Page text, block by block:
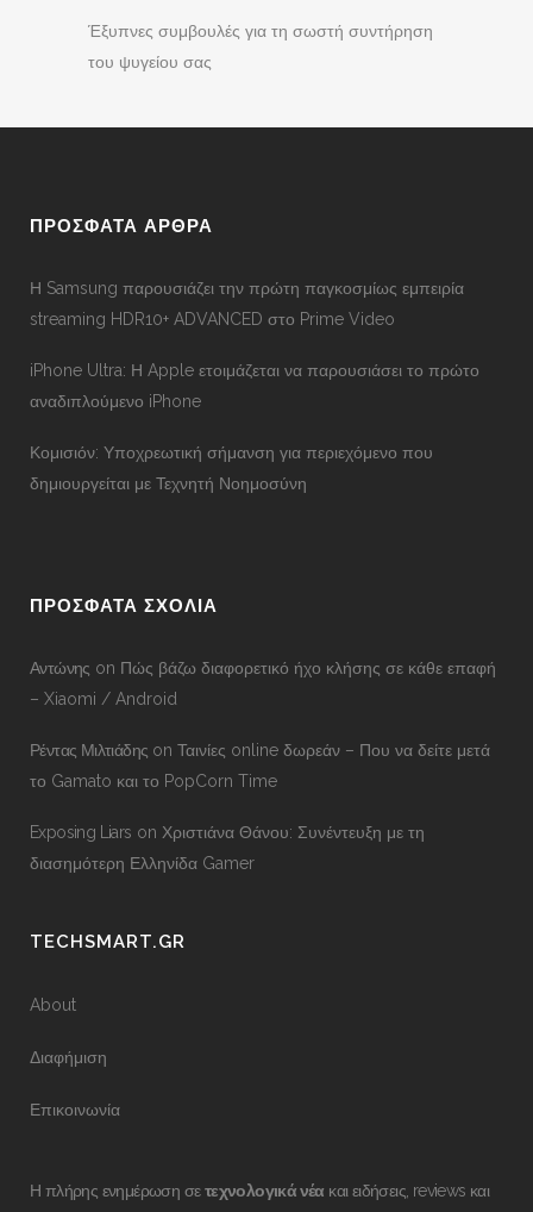
Έξυπνες συμβουλές για τη σωστή συντήρηση
του ψυγείου σας
ΠΡΟΣΦΑΤΑ ΑΡΘΡΑ
Η Samsung παρουσιάζει την πρώτη παγκοσμίως εμπειρία
streaming HDR10+ ADVANCED στο Prime Video
iPhone Ultra: Η Apple ετοιμάζεται να παρουσιάσει το πρώτο
αναδιπλούμενο iPhone
Κομισιόν: Υποχρεωτική σήμανση για περιεχόμενο που
δημιουργείται με Τεχνητή Νοημοσύνη
ΠΡΟΣΦΑΤΑ ΣΧΟΛΙΑ
Αντώνης on Πώς βάζω διαφορετικό ήχο κλήσης σε κάθε επαφή
– Xiaomi / Android
Ρέντας Μιλτιάδης onΤαινίες online δωρεάν – Που να δείτε μετά
το Gamato και το PopCorn Time
Exposing Liars on Χριστιάνα Θάνου: Συνέντευξη με τη
διασημότερη Ελληνίδα Gamer
TECHSMART.GR
About
Διαφήμιση
Επικοινωνία
Η πλήρης ενημέρωση σετεχνολογικά νέα και ειδήσεις, reviews και